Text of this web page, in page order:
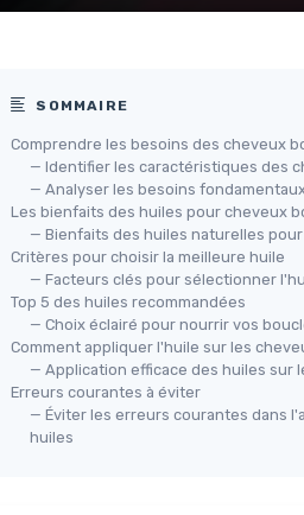
SOMMAIRE
Comprendre les besoins des cheveux
— Identifier les caractéristiques des
— Analyser les besoins
Les bienfaits des huiles pour cheveux
— Bienfaits des huiles naturelles
Critères pour choisir la meilleure huile
— Facteurs clés pour sélectionner
Top 5 des huiles recommandées
— Choix éclairé pour nourrir vos
Comment appliquer l'huile sur les
— Application efficace des huiles sur
Erreurs courantes à éviter
— Éviter les erreurs courantes dans
huiles